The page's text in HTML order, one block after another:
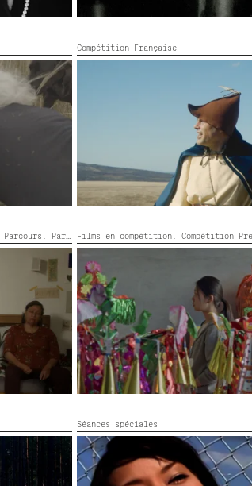
Compétition Française
Parcours, Parcours Première Fois au FID
70’
Films en compétition, Compétition
MI DIAN YUN SHAN
Chine,2025, Couleur, Noir et
Séances spéciales
オキナワ TOURIST
Japon,2004, Couleur, 22’